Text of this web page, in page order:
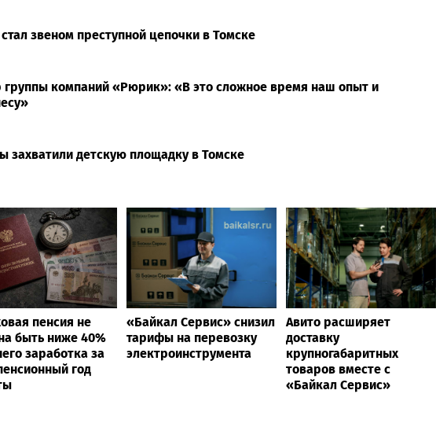
звеном преступной цепочки в Томске
группы компаний «Рюрик»: «В это сложное время наш опыт и
детскую площадку в Томске
пенсия не
быть ниже 40%
заработка за
год
«Байкал Сервис» снизил
тарифы на перевозку
электроинструмента
Авито расширяет
доставку
крупногабаритных
товаров вместе с
«Байкал Сервис»